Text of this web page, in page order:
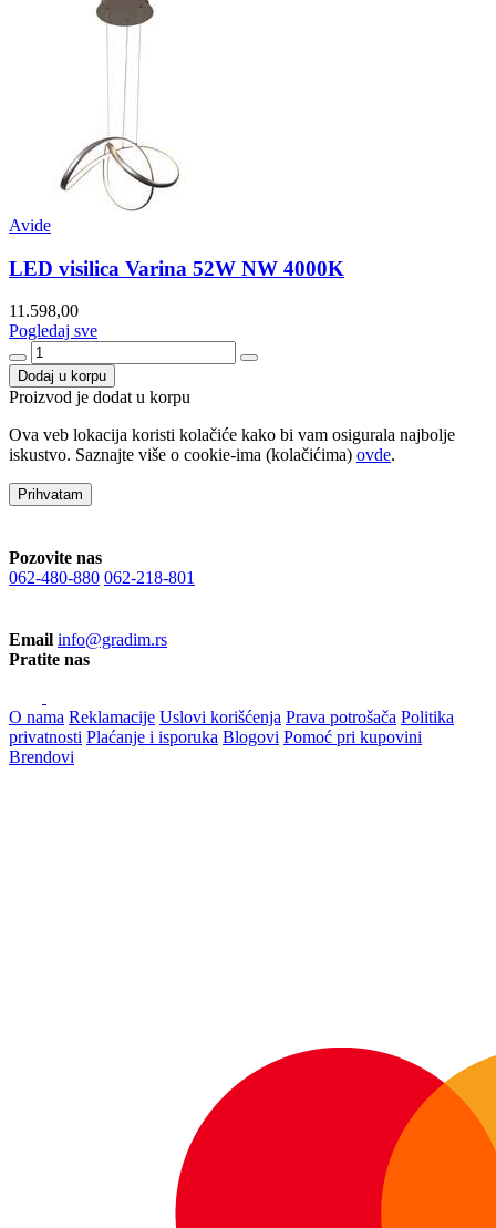
Avide
LED visilica Varina 52W NW 4000K
11.598,00
Pogledaj sve
Dodaj u korpu
Proizvod je dodat u korpu
Ova veb lokacija koristi kolačiće kako bi vam osigurala najbolje
iskustvo. Saznajte više o cookie-ima (kolačićima) ovde.
Prihvatam
Pozovite nas
062-480-880 062-218-801
Email info@gradim.rs
Pratite nas
O nama Reklamacije Uslovi korišćenja Prava potrošača Politika
privatnosti Plaćanje i isporuka Blogovi Pomoć pri kupovini
Brendovi